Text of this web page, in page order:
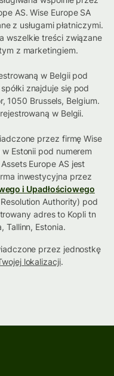
AS. Wise Europe SA
z usługami płatniczymi.
wszelkie treści związane
z marketingiem.
w Belgii pod
znajduje się pod
1050 Brussels, Belgium.
w Belgii.
przez firmę Wise
Estonii pod numerem
Europe AS jest
inwestycyjna przez
i Upadłościowego
Authority) pod
adres to Kopli tn
Tallinn, Estonia.
przez jednostkę
lokalizacji.